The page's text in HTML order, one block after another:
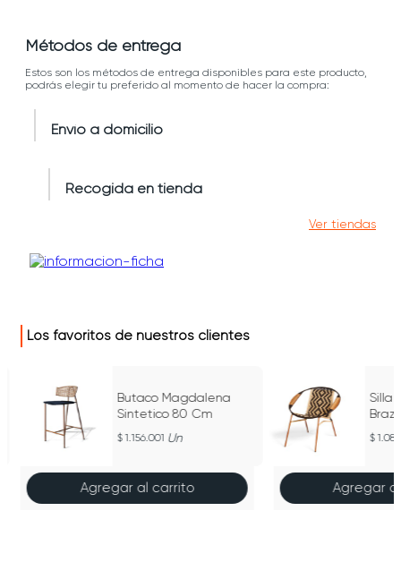
Métodos de entrega
Estos son los métodos de entrega disponibles para este producto,
podrás elegir tu preferido al momento de hacer la compra:
Envío a domicilio
Recogida en tienda
Ver tiendas
Los favoritos de nuestros clientes
Butaco Magdalena
Sintetico 80 Cm
1.156.001 Un
Agregar al carrito
Silla
Agregar